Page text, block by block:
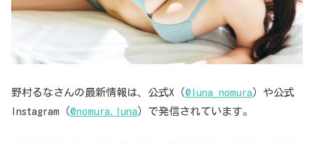
野村るなさんの最新情報は、公式X（@luna_nomura ）や公式
Instagram（@nomura.luna ）で発信されています。